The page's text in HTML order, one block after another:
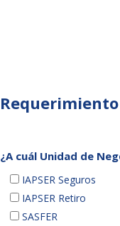
¿A cuál Unidad de
IAPSER Seguros
IAPSER Retiro
SASFER